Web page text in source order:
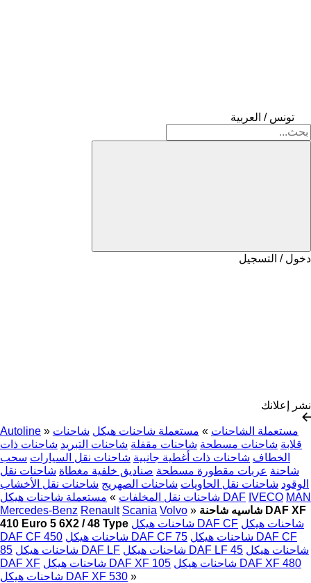
تونس / العربية
دخول / التسجيل
نشر إعلانك
Autoline » مستعملة الشاحنات » مستعملة شاحنات هيكل شاحنات
قلابة شاحنات مسطحة شاحنات مقفلة شاحنات التبريد شاحنات ذات
الخطاف شاحنات ذات أغطية جانبية شاحنات نقل السيارات سحب
شاحنة عربات مقطورة مسطحة صناديق خلفية مغطاة شاحنات نقل
الوقود شاحنات نقل الحاويات شاحنات الصهريج شاحنات نقل الأخشاب
شاحنات نقل المخلفات » مستعملة شاحنات هيكل DAF IVECO MAN
Mercedes-Benz Renault Scania Volvo » شاسيه شاحنة DAF XF
410 Euro 5 6X2 / 48 Type
شاحنات هيكل DAF CF شاحنات هيكل
DAF CF 450
شاحنات هيكل DAF CF 75 شاحنات هيكل DAF CF
85
شاحنات هيكل DAF LF شاحنات هيكل DAF LF 45 شاحنات هيكل
DAF XF
شاحنات هيكل DAF XF 105
شاحنات هيكل DAF XF 480
شاحنات هيكل DAF XF 530 »